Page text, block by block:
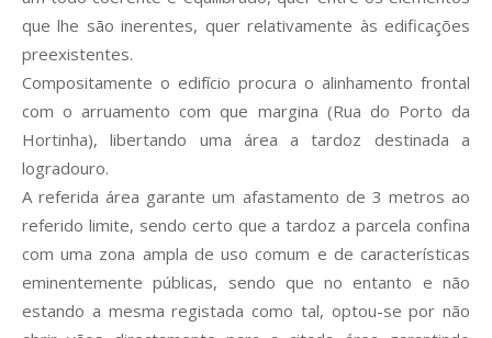
que lhe são inerentes, quer relativamente às edificações
preexistentes.
Compositamente o edifício procura o alinhamento frontal
com o arruamento com que margina (Rua do Porto da
Hortinha), libertando uma área a tardoz destinada a
logradouro.
A referida área garante um afastamento de 3 metros ao
referido limite, sendo certo que a tardoz a parcela confina
com uma zona ampla de uso comum e de características
eminentemente públicas, sendo que no entanto e não
estando a mesma registada como tal, optou-se por não